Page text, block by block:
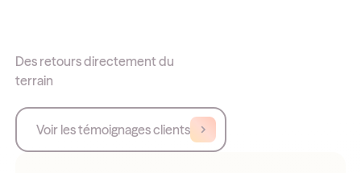
Des retours directement du
terrain
Voir les témoignages clients